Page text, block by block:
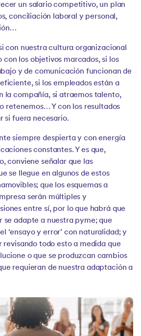
un salario competitivo, un plan
conciliación laboral y personal,
con nuestra cultura organizacional
con los objetivos marcados, si los
y de comunicación funcionan de
si los empleados están a
la compañía, si atraemos talento,
retenemos… Y con los resultados
si fuera necesario.
siempre despierta y con energía
constantes. Y es que,
conviene señalar que las
se llegue en algunos de estos
que los esquemas a
serán múltiples y
entre sí, por lo que habrá que
se adapte a nuestra pyme; que
‘ensayo y error’ con naturalidad; y
revisando todo esto a medida que
o que se produzcan cambios
requieran de nuestra adaptación a